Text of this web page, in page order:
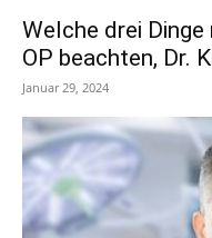
Welche drei
OP beachten, Dr.
Januar 29, 2024